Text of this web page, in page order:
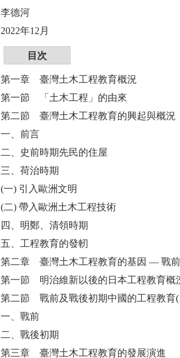
李德河
2022年12月
目次
第一章 臺灣土木工程教育概況
第一節 「土木工程」的由來
第二節 臺灣土木工程教育的興起與概況
一、前言
二、史前時期先民的住屋
三、荷治時期
(一) 引入歐洲文明
(二) 帶入歐洲土木工程技術
四、明鄭、清領時期
五、工程教育的發軔
第二章 臺灣土木工程教育的基因 — 戰
第一節 明治維新以後的日本工程教育概
第二節 戰前及戰後初期中國的工程教育
一、戰前
二、戰後初期
第三章 臺灣土木工程教育的發展演進